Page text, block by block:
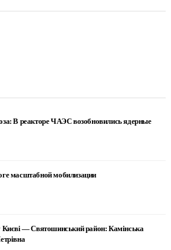
В реакторе ЧАЭС возобновились ядерные
масштабной мобилизации
Києві — Святошинський район: Камінська